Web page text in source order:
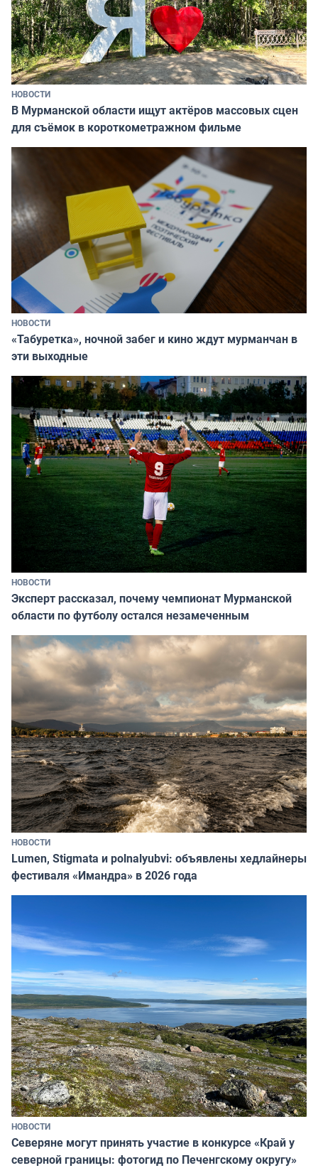
НОВОСТИ
В Мурманской области ищут актёров массовых сцен
для съёмок в короткометражном фильме
НОВОСТИ
«Табуретка», ночной забег и кино ждут мурманчан в
эти выходные
НОВОСТИ
Эксперт рассказал, почему чемпионат Мурманской
области по футболу остался незамеченным
НОВОСТИ
Lumen, Stigmata и polnalyubvi: объявлены хедлайнеры
фестиваля «Имандра» в 2026 года
НОВОСТИ
Северяне могут принять участие в конкурсе «Край у
северной границы: фотогид по Печенгскому округу»